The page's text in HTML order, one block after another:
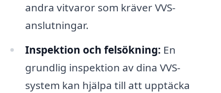
andra vitvaror som kräver VVS-
anslutningar.
Inspektion och felsökning: En
grundlig inspektion av dina VVS-
system kan hjälpa till att upptäcka